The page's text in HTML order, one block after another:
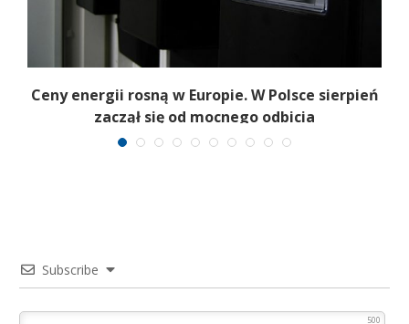
Ceny energii rosną w Europie. W Polsce sierpień
zaczął się od mocnego odbicia
Subscribe
500